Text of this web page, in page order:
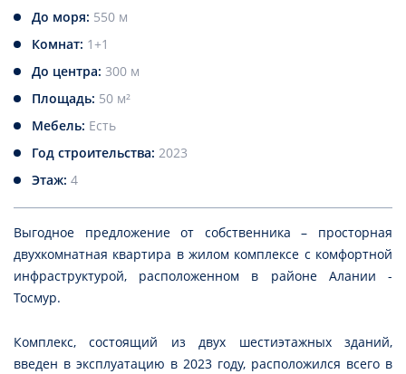
До моря: 550 м
Комнат: 1+1
До центра: 300 м
Площадь: 50 м²
Мебель: Есть
Год строительства: 2023
Этаж: 4
Выгодное предложение от собственника – просторная
двухкомнатная квартира в жилом комплексе с комфортной
инфраструктурой, расположенном в районе Алании -
Тосмур.
Комплекс, состоящий из двух шестиэтажных зданий,
введен в эксплуатацию в 2023 году, расположился всего в